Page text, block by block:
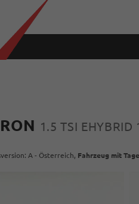
1.5 TSI EHYBRID
A - Österreich, Fahrzeug mit